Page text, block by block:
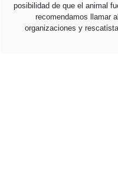
posibilidad de que el animal
recomendamos llamar
organizaciones y